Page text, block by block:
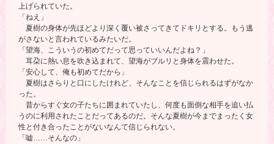
上げられていた。
「ねえ」
夏樹の身体が先ほどより深く覆い被さってきてドキリとする。もう逃
がさないと言われているみたいだ。
「望海、こういうの初めてだって思っていいんだよね？」
耳朶に熱い息を吹き込まれて、望海がブルリと身体を震わせた。
「安心して、俺も初めてだから」
夏樹はさらりと口にしたけれど、そんなことを信じられるはずがなか
った。
昔からすぐ女の子たちに囲まれていたし、何度も面倒な相手を追い払
うのに利用されたことだってあるのだ。そんな夏樹が今までまったく女
性と付き合ったことがないなんて信じられない。
「嘘……そんなの」